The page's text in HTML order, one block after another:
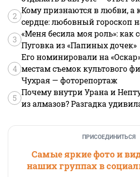
2
Кому признаются в любви, а
сердце: любовный гороскоп
3
«Меня бесила моя роль»: как
Пуговка из «Папиных дочек»
4
Его номинировали на
местам съемок культового
Чухрая — фоторепортаж
5
Почему внутри Урана и
из алмазов? Разгадка
ПРИСОЕДИНИТЬСЯ
Самые яркие фото и
наших группах в